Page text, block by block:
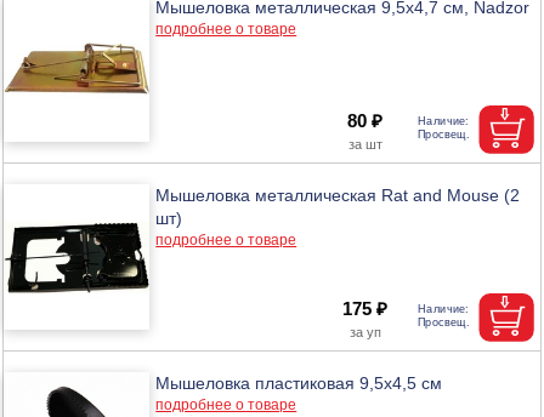
Мышеловка металлическая 9,5х4,7 см, Nadzor
подробнее о товаре
80 ₽
Мышеловка металлическая Rat and Mouse (2
шт)
подробнее о товаре
175 ₽
Мышеловка пластиковая 9,5х4,5 см
подробнее о товаре